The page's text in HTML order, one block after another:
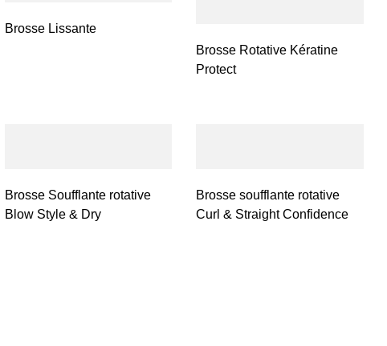
Brosse Lissante
Brosse Rotative Kératine
Protect
Brosse Soufflante rotative
Blow Style & Dry
Brosse soufflante rotative
Curl & Straight Confidence